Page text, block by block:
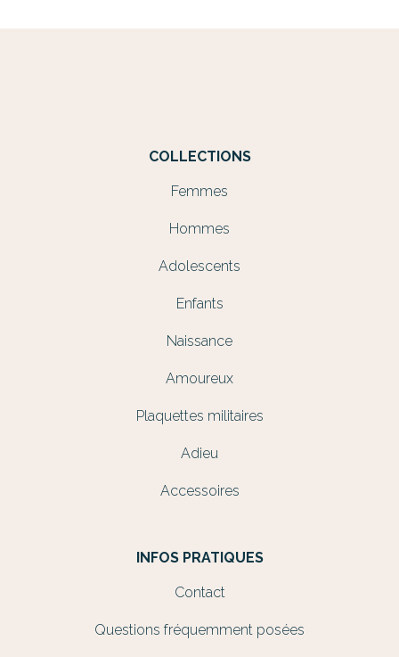
COLLECTIONS
Femmes
Hommes
Adolescents
Enfants
Naissance
Amoureux
Plaquettes militaires
Adieu
Accessoires
INFOS PRATIQUES
Contact
Questions fréquemment posées